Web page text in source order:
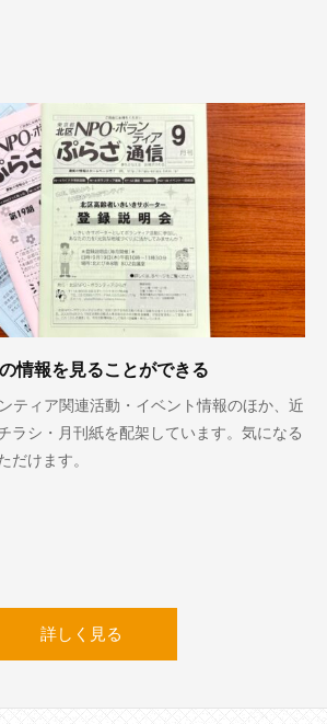
情報を見ることができる
ティア関連活動・イベント情報のほか、近
ラシ・月刊紙を配架しています。気になる
だけます。
詳しく見る